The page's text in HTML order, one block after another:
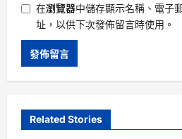
在瀏覽器中儲存顯示名稱、電子
址，以供下次發佈留言時使用。
Related Stories